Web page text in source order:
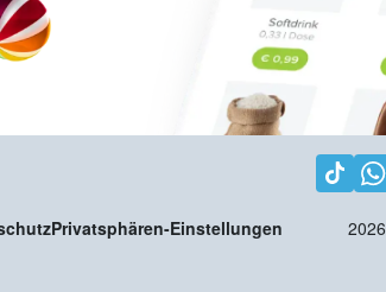
Privatsphären-Einstellungen 2026